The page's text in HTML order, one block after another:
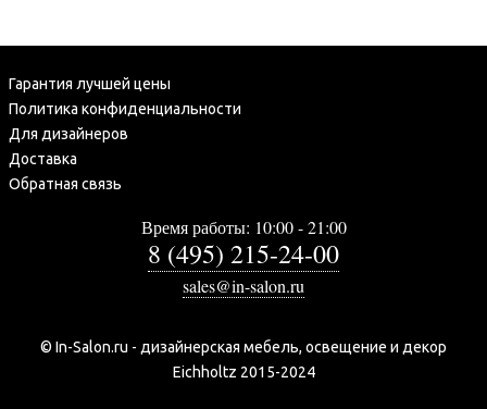
Гарантия лучшей цены
Политика конфиденциальности
Для дизайнеров
Доставка
Обратная связь
Время работы: 10:00 - 21:00
8 (495) 215-24-00
sales@in-salon.ru
© In-Salon.ru - дизайнерская мебель, освещение и декор
Eichholtz 2015-2024